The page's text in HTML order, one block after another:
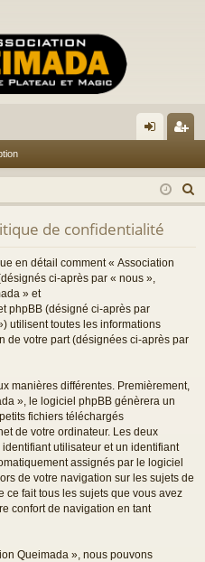
ne
xi
on
cri
pti
e
de confidentialité
en détail comment « Association
ci-après par « nous »,
» et
phpBB (désigné ci-après par
utilisent toutes les informations
de votre part (désignées ci-après par
manières différentes. Premièrement,
», le logiciel phpBB génèrera un
fichiers téléchargés
de votre ordinateur. Les deux
utilisateur et un identifiant
assignés par le logiciel
de votre navigation sur les sujets de
ce fait tous les sujets que vous avez
confort de navigation en tant
Queimada », nous pouvons